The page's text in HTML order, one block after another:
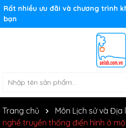
Rất nhiều ưu đãi và chương trình
bạn
Trang chủ Môn Lịch sử và Địa
nghề truyền thống điển hình ở